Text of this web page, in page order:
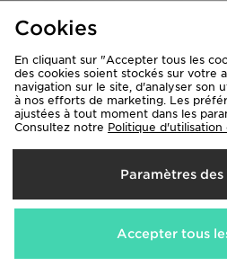
Carte Cadeau
Livraison
France
Nous acceptons les méthodes
Cookies
En cliquant sur "Accepter tous les
des cookies soient stockés sur votre
navigation sur le site, d'analyser son
à nos efforts de marketing. Les
ajustées à tout moment dans les
Consultez notre Politique d'utilisation
Paramètres
Accepter tous